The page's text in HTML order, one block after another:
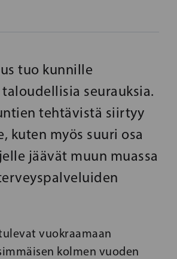
tuo kunnille
seurauksia.
tehtävistä siirtyy
kuten myös suuri osa
jäävät muun muassa
vuokraamaan
kolmen vuoden